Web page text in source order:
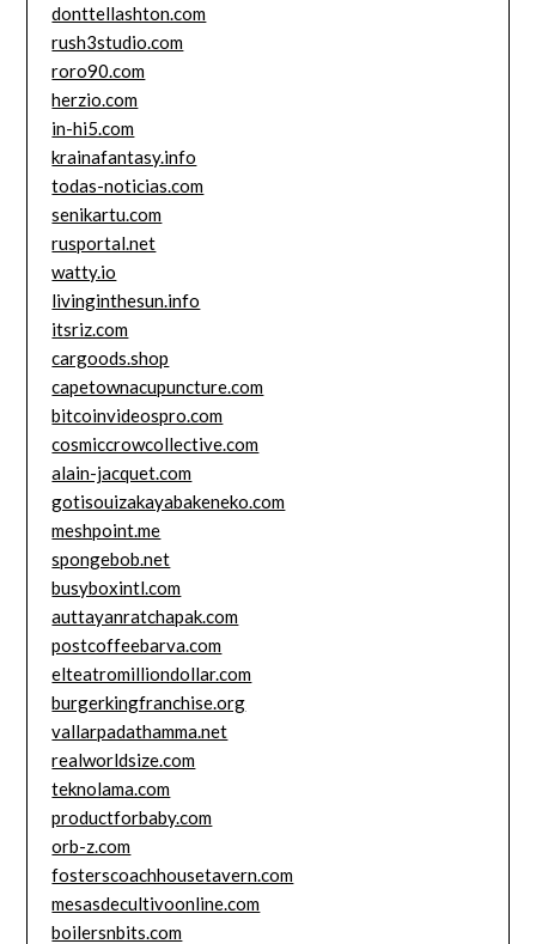
donttellashton.com
rush3studio.com
roro90.com
herzio.com
in-hi5.com
krainafantasy.info
todas-noticias.com
senikartu.com
rusportal.net
watty.io
livinginthesun.info
itsriz.com
cargoods.shop
capetownacupuncture.com
bitcoinvideospro.com
cosmiccrowcollective.com
alain-jacquet.com
gotisouizakayabakeneko.com
meshpoint.me
spongebob.net
busyboxintl.com
auttayanratchapak.com
postcoffeebarva.com
elteatromilliondollar.com
burgerkingfranchise.org
vallarpadathamma.net
realworldsize.com
teknolama.com
productforbaby.com
orb-z.com
fosterscoachhousetavern.com
mesasdecultivoonline.com
boilersnbits.com